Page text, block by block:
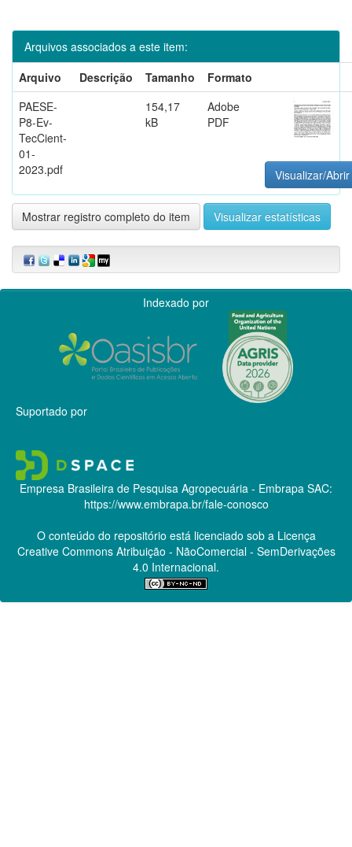
Arquivos associados a este item:
Arquivo
Descrição Tamanho
Formato
PAESE-
P8-Ev-
TecCient-
01-
2023.pdf
154,17
kB
Adobe
PDF
Visualizar/Abrir
Mostrar registro completo do item Visualizar estatísticas
Indexado por
Suportado por
Empresa Brasileira de Pesquisa Agropecuária - Embrapa SAC:
https://www.embrapa.br/fale-conosco
O conteúdo do repositório está licenciado sob a Licença
Creative CommonsAtribuição - NãoComercial - SemDerivações
4.0 Internacional.